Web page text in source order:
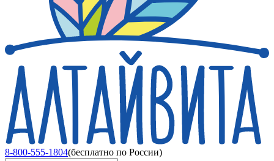
8-800-555-1804(бесплатно по России)